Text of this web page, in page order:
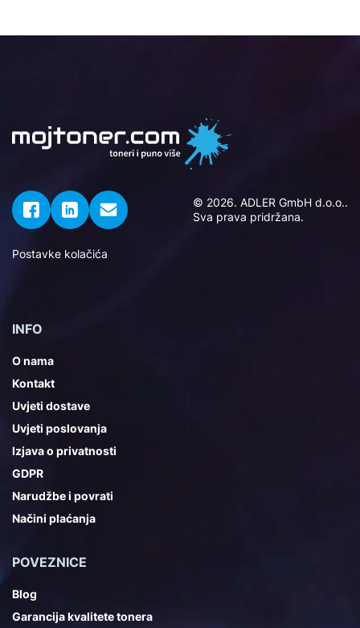
© 2026. ADLER GmbH d.o.o..
Sva prava pridržana.
Postavke kolačića
INFO
O nama
Kontakt
Uvjeti dostave
Uvjeti poslovanja
Izjava o privatnosti
GDPR
Narudžbe i povrati
Načini plaćanja
POVEZNICE
Blog
Garancija kvalitete tonera